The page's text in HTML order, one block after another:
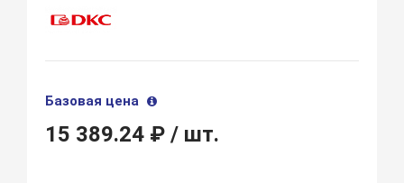
Базовая цена
15 389.24 ₽/ шт.